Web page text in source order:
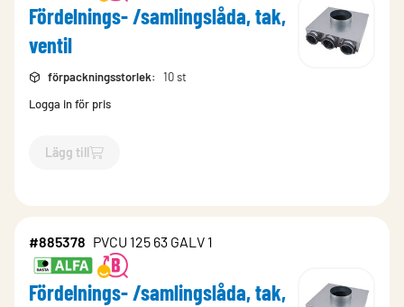
Fördelnings- /samlingslåda, tak,
ventil
förpackningsstorlek:
10 st
Logga in för pris
Lägg till
`$Lägg till
#885378 PVCU 125 63 GALV 1
Fördelnings- /samlingslåda, tak,